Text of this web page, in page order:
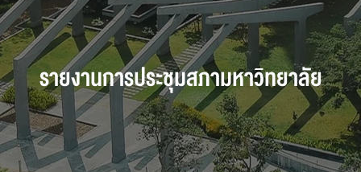
รายงานการประชุมสภามหาวิทยาลัย